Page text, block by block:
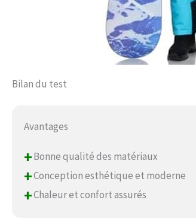
Bilan du test
Avantages
+Bonne qualité des matériaux
+Conception esthétique et moderne
+Chaleur et confort assurés